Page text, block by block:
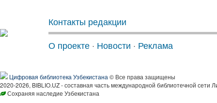
Контакты редакции
О проекте · Новости · Реклама
Цифровая библиотека Узбекистана © Все права защищены
2020-2026, BIBLIO.UZ - составная часть международной библиотечной сети
Сохраняя наследие Узбекистана